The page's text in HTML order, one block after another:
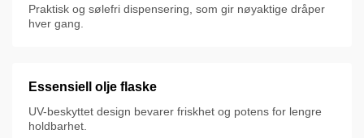
Praktisk og sølefri dispensering, som gir nøyaktige dråper
hver gang.
Essensiell olje flaske
UV-beskyttet design bevarer friskhet og potens for lengre
holdbarhet.